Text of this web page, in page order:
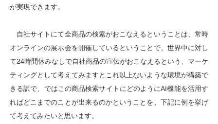
が実現できます。
自社サイトにて全商品の検索がおこなえるということは、常時
オンラインの展示会を開催しているということで、世界中に対し
て24時間休みなしで自社商品の宣伝がおこなえるという、マーケ
ティングとして考えてみますとこれ以上ないような環境が構築で
きる訳で、ではこの商品検索サイトにどのようにAI機能を活用す
ればどこまでのことが出来るのかということを、下記に例を挙げ
て考えてみたいと思います。